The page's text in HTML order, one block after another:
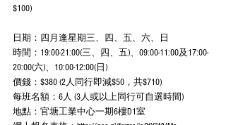
$100)
日期：四月逢星期三、四、五、六、日
時間：19:00-21:00(三、四、五)、09:00-11:00及17:00-
20:00(六)、10:00-12:00(日)
價錢：$380 (2人同行即減$50，共$710)
每班名額：6人 (3人或以上同行可自選時間)
地點：官塘工業中心一期6樓D1室